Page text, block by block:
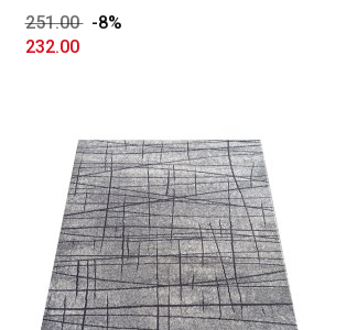
251.00
-8%
232.00